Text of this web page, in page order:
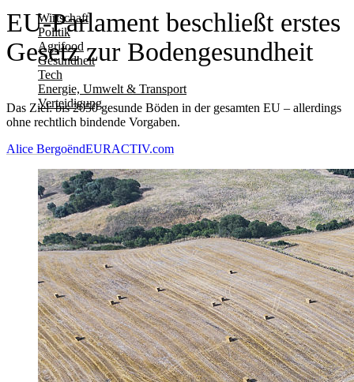
Wirtschaft
Politik
Agrifood
Gesundheit
Tech
Energie, Umwelt & Transport
Verteidigung
EU-Parlament beschließt erstes
Gesetz zur Bodengesundheit
Das Ziel: bis 2050 gesunde Böden in der gesamten EU – allerdings
ohne rechtlich bindende Vorgaben.
Alice BergoëndEURACTIV.com